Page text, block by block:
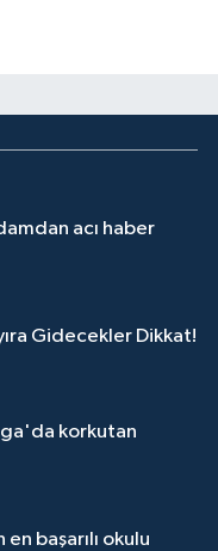
acı haber
Gidecekler Dikkat!
korkutan
başarılı okulu